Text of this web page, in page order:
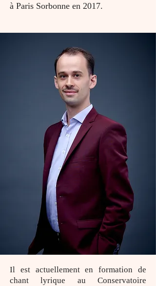
à Paris Sorbonne en 2017.
Il est actuellement en formation de
chant lyrique au Conservatoire